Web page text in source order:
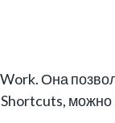
Она
можно